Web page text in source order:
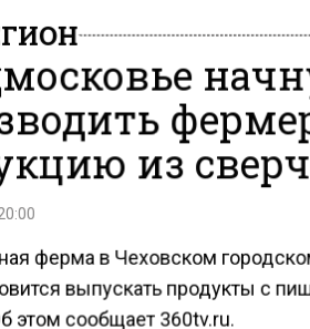
из
ферма в Чеховском
выпускать продукты с
этом сообщает 360tv.ru.